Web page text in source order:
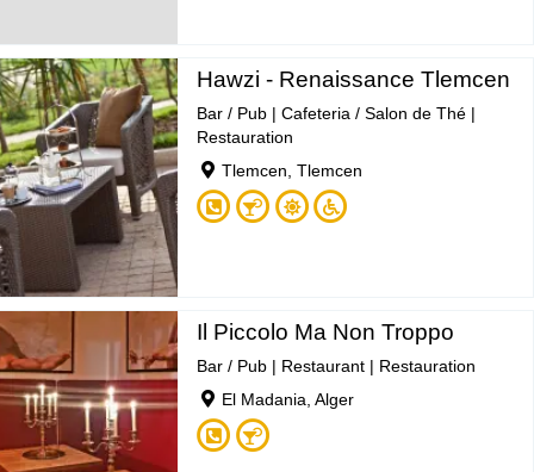
Hawzi - Renaissance Tlemcen
Bar / Pub |Cafeteria / Salon de Thé |
Restauration
Tlemcen, Tlemcen
Il Piccolo Ma Non Troppo
Bar / Pub | Restaurant | Restauration
El Madania, Alger